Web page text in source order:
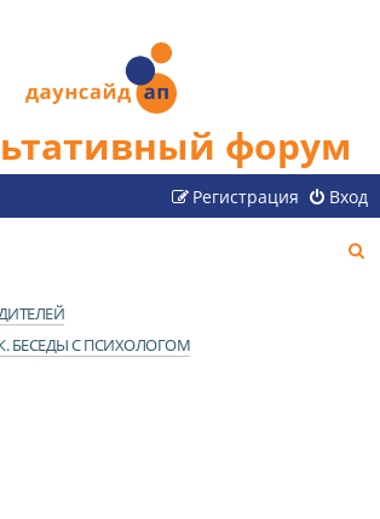
форум
Вход
Регистрация
БЕСЕДЫ С ПСИХОЛОГОМ